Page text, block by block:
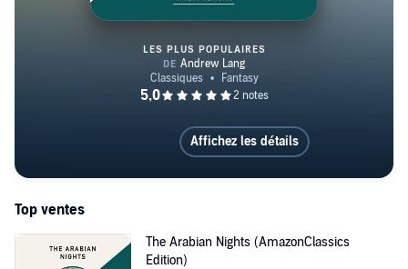
The Arabian Nights
LES PLUS POPULAIRES
Affichez les détails
Top ventes
The Arabian Nights (AmazonClassics
Edition)